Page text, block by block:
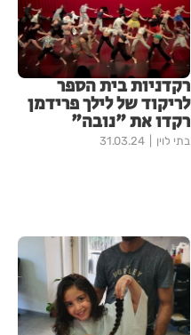
רקדניות בית הספר
לריקוד של לילך פרידמן
רקדו את "נובה"
בתי לוין 31.03.24